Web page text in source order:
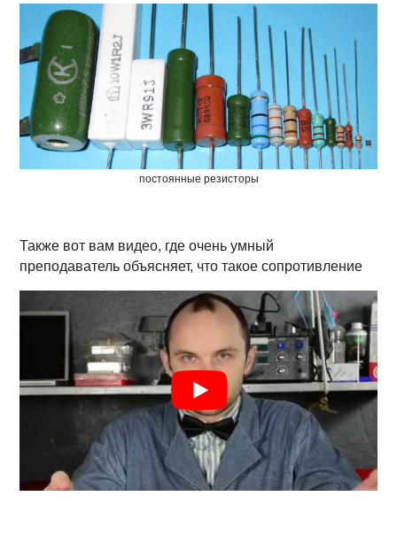
постоянные резисторы
Также вот вам видео, где очень умный
преподаватель объясняет, что такое сопротивление